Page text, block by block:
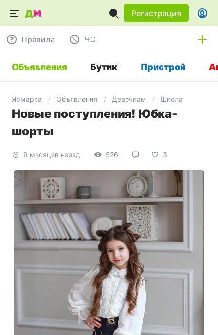
Регистрация
Правила ЧC
Объявления Бутик Пристрой
Ярмарка Объявления Девочкам Школа
Новые поступления! Юбка-
шорты
9 месяцев назад 526 3